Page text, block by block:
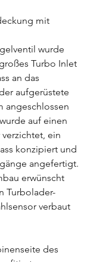
mit
wurde
Turbo Inlet
an das
aufgerüstete
angeschlossen
auf einen
ein
konzipiert und
angefertigt.
erwünscht
Turbolader-
verbaut
des